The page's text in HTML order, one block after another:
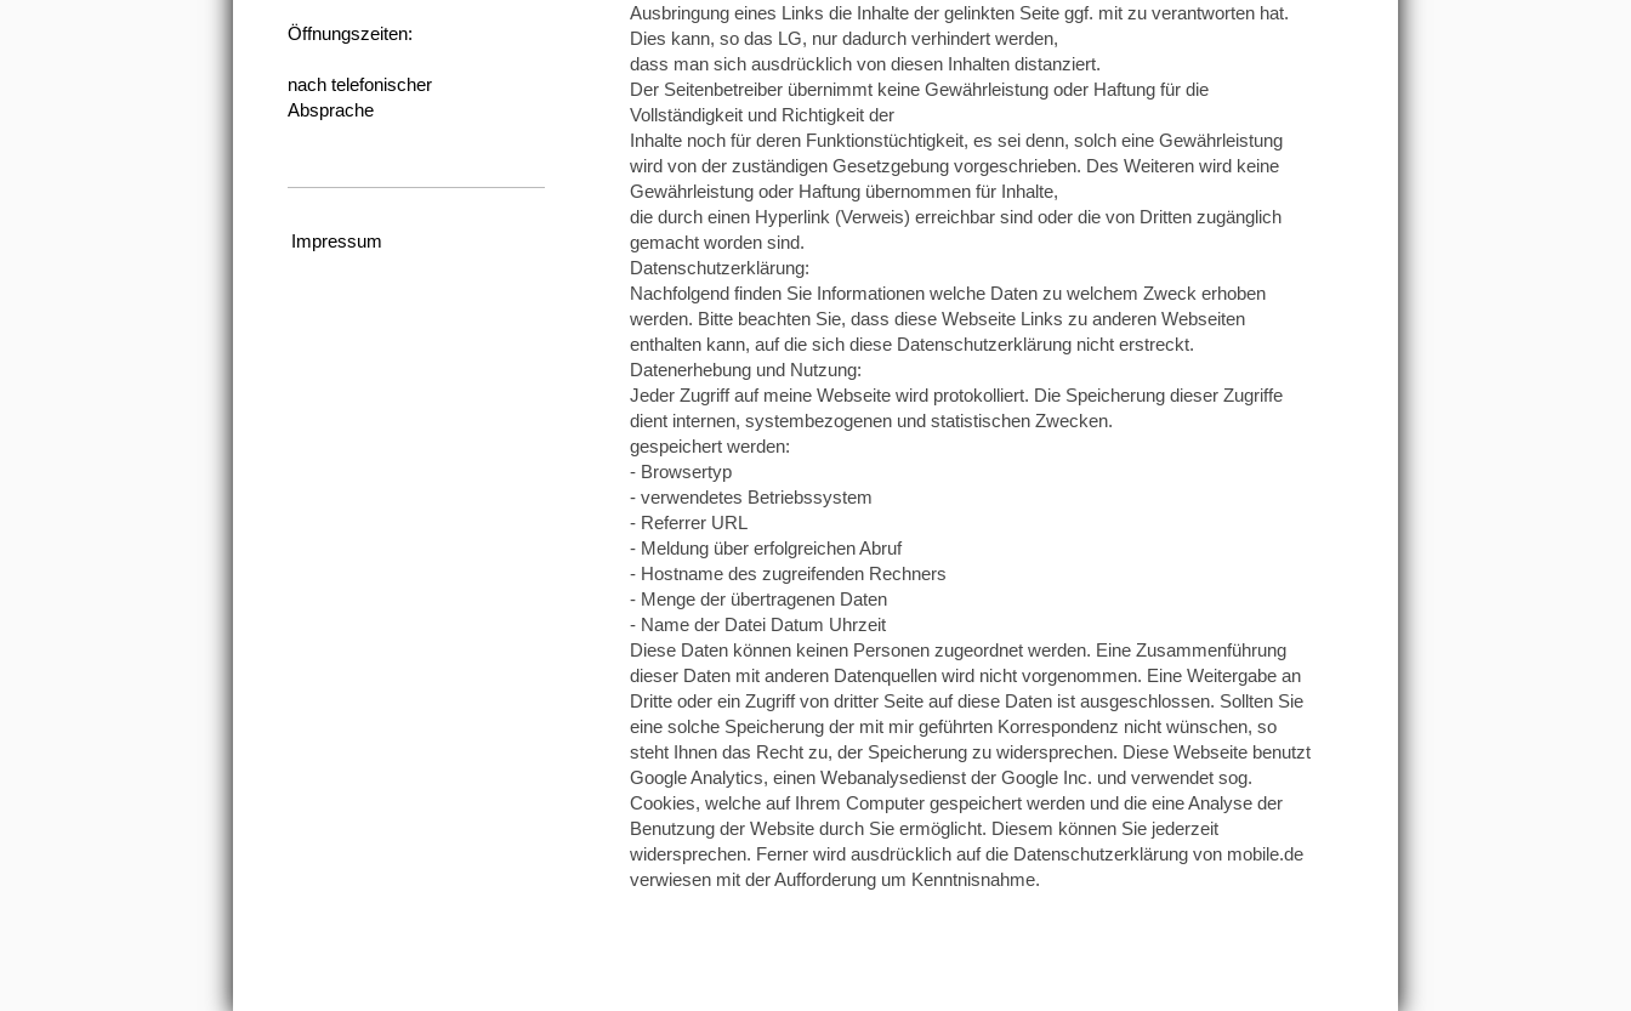
Ausbringung eines Links die Inhalte der gelinkten Seite ggf. mit zu verantworten hat.
Dies kann, so das LG, nur dadurch verhindert werden,
dass man sich ausdrücklich von diesen Inhalten distanziert.
Der Seitenbetreiber übernimmt keine Gewährleistung oder Haftung für die
Vollständigkeit und Richtigkeit der
Inhalte noch für deren Funktionstüchtigkeit, es sei denn, solch eine Gewährleistung
wird von der zuständigen Gesetzgebung vorgeschrieben. Des Weiteren wird keine
Gewährleistung oder Haftung übernommen für Inhalte,
die durch einen Hyperlink (Verweis) erreichbar sind oder die von Dritten zugänglich
gemacht worden sind.
Datenschutzerklärung:
Nachfolgend finden Sie Informationen welche Daten zu welchem Zweck erhoben
werden. Bitte beachten Sie, dass diese Webseite Links zu anderen Webseiten
enthalten kann, auf die sich diese Datenschutzerklärung nicht erstreckt.
Datenerhebung und Nutzung:
Jeder Zugriff auf meine Webseite wird protokolliert. Die Speicherung dieser Zugriffe
dient internen, systembezogenen und statistischen Zwecken.
gespeichert werden:
- Browsertyp
- verwendetes Betriebssystem
- Referrer URL
- Meldung über erfolgreichen Abruf
- Hostname des zugreifenden Rechners
- Menge der übertragenen Daten
- Name der Datei Datum Uhrzeit
Diese Daten können keinen Personen zugeordnet werden. Eine Zusammenführung
dieser Daten mit anderen Datenquellen wird nicht vorgenommen. Eine Weitergabe an
Dritte oder ein Zugriff von dritter Seite auf diese Daten ist ausgeschlossen. Sollten Sie
eine solche Speicherung der mit mir geführten Korrespondenz nicht wünschen, so
steht Ihnen das Recht zu, der Speicherung zu widersprechen. Diese Webseite benutzt
Google Analytics, einen Webanalysedienst der Google Inc. und verwendet sog.
Cookies, welche auf Ihrem Computer gespeichert werden und die eine Analyse der
Benutzung der Website durch Sie ermöglicht. Diesem können Sie jederzeit
widersprechen. Ferner wird ausdrücklich auf die Datenschutzerklärung von mobile.de
verwiesen mit der Aufforderung um Kenntnisnahme.
Öffnungszeiten:
nach telefonischer
Absprache
Impressum